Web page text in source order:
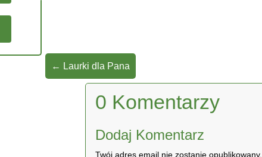
← Laurki dla Pana
0 Komentarzy
Dodaj Komentarz
Twój adres email nie zostanie opublikowany.